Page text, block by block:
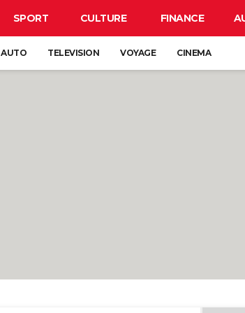
SPORT CULTURE FINANCE
AUTO TELEVISION VOYAGE CINEMA